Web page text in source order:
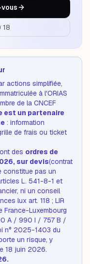
18
actions simplifiée,
à l'ORIAS
de la CNCEF
est un partenaire
: information
de frais ou ticket
des ordres de
sur devis(contrat
constitue pas un
L. 541-8-1 et
ni un conseil
lux art. 118 ; LIR
France-Luxembourg
A / 990 I / 757 B /
n° 2025-1403 du
un risque, y
18 juin 2026.